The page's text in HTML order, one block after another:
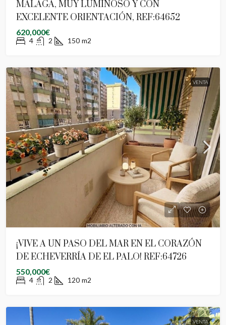
MÁLAGA, MUY LUMINOSO Y CON
EXCELENTE ORIENTACIÓN, REF:64652
620,000€
4 2 150 m2
VENTA
¡VIVE A UN PASO DEL MAR EN EL CORAZÓN
DE ECHEVERRÍA DE EL PALO! REF:64726
550,000€
4 2 120 m2
VENTA